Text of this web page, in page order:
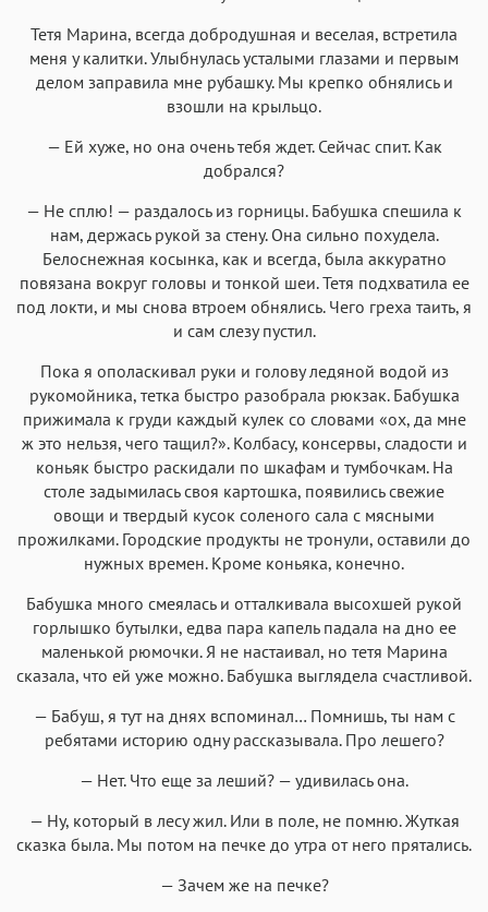
Тетя Марина, всегда добродушная и веселая, встретила
меня у калитки. Улыбнулась усталыми глазами и первым
делом заправила мне рубашку. Мы крепко обнялись и
взошли на крыльцо.
— Ей хуже, но она очень тебя ждет. Сейчас спит. Как
добрался?
— Не сплю! — раздалось из горницы. Бабушка спешила к
нам, держась рукой за стену. Она сильно похудела.
Белоснежная косынка, как и всегда, была аккуратно
повязана вокруг головы и тонкой шеи. Тетя подхватила ее
под локти, и мы снова втроем обнялись. Чего греха таить, я
и сам слезу пустил.
Пока я ополаскивал руки и голову ледяной водой из
рукомойника, тетка быстро разобрала рюкзак. Бабушка
прижимала к груди каждый кулек со словами «ох, да мне
ж это нельзя, чего тащил?». Колбасу, консервы, сладости и
коньяк быстро раскидали по шкафам и тумбочкам. На
столе задымилась своя картошка, появились свежие
овощи и твердый кусок соленого сала с мясными
прожилками. Городские продукты не тронули, оставили до
нужных времен. Кроме коньяка, конечно.
Бабушка много смеялась и отталкивала высохшей рукой
горлышко бутылки, едва пара капель падала на дно ее
маленькой рюмочки. Я не настаивал, но тетя Марина
сказала, что ей уже можно. Бабушка выглядела счастливой.
— Бабуш, я тут на днях вспоминал… Помнишь, ты нам с
ребятами историю одну рассказывала. Про лешего?
— Нет. Что еще за леший? — удивилась она.
— Ну, который в лесу жил. Или в поле, не помню. Жуткая
сказка была. Мы потом на печке до утра от него прятались.
— Зачем же на печке?